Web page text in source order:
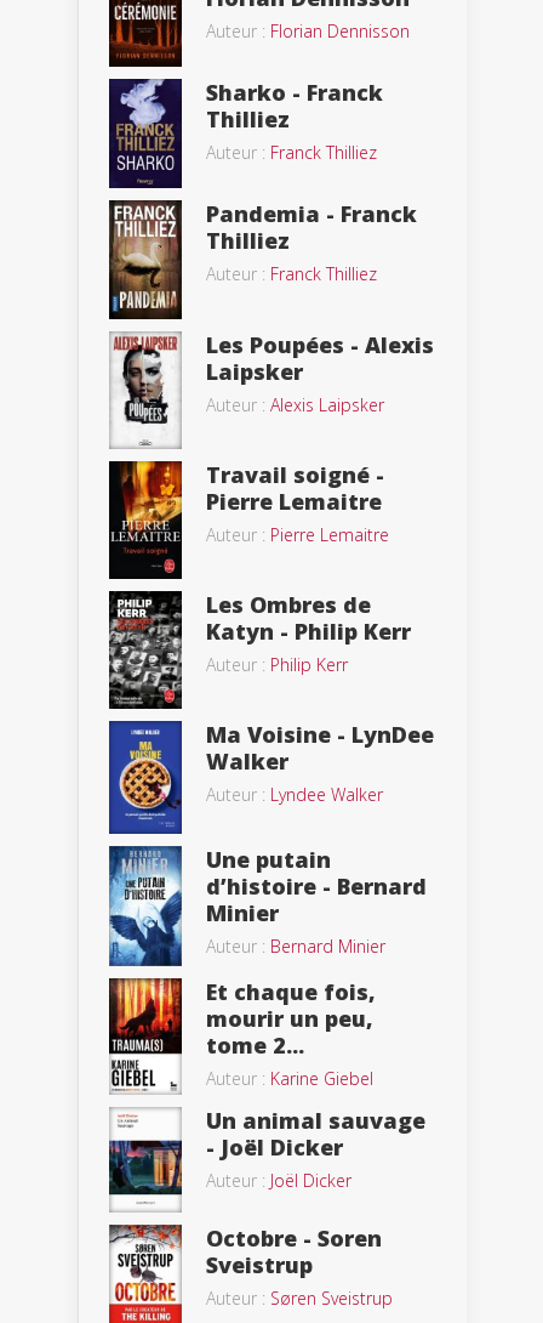
Auteur : Florian Dennisson
Sharko - Franck
Thilliez
Auteur : Franck Thilliez
Pandemia - Franck
Thilliez
Auteur : Franck Thilliez
Les Poupées - Alexis
Laipsker
Auteur : Alexis Laipsker
Travail soigné -
Pierre Lemaitre
Auteur : Pierre Lemaitre
Les Ombres de
Katyn - Philip Kerr
Auteur : Philip Kerr
Ma Voisine - LynDee
Walker
Auteur : Lyndee Walker
Une putain
d’histoire - Bernard
Minier
Auteur : Bernard Minier
Et chaque fois,
mourir un peu,
tome 2...
Auteur : Karine Giebel
Un animal sauvage
- Joël Dicker
Auteur : Joël Dicker
Octobre - Soren
Sveistrup
Auteur : Søren Sveistrup